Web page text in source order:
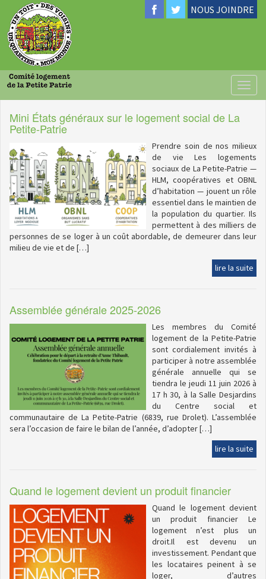
NOUS JOINDRE
Mini États généraux sur le logement social de La
Petite-Patrie
Prendre soin de nos milieux
de vie Les logements
sociaux de La Petite-Patrie —
HLM, coopératives et OBNL
d’habitation — jouent un rôle
essentiel dans le maintien de
la population du quartier. Ils
permettent à des milliers de
personnes de se loger à un coût abordable, de demeurer dans leur
milieu de vie et de […]
lire la suite
Assemblée générale 2025-2026
Les membres du Comité
logement de la Petite-Patrie
sont cordialement invités à
participer à notre assemblée
générale annuelle qui se
tiendra le jeudi 11 juin 2026 à
17 h 30, à la Salle Desjardins
du Centre social et
communautaire de La Petite-Patrie (6839, rue Drolet). L’assemblée
sera l’occasion de faire le bilan de l’année, d’adopter […]
lire la suite
Quand le logement devient un produit financier
Quand le logement devient
un produit financier Le
logement n’est plus un
droit.Il est devenu un
investissement. Pendant que
les locataires peinent à se
loger, d’autres